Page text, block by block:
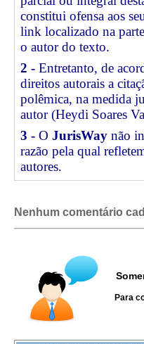
constitui ofensa aos
link localizado na
o autor do texto.
2 - Entretanto, de
direitos autorais a
polêmica, na medida
autor (Heydi Soares
3 - O JurisWay não
razão pela qual
autores.
Nenhum comentário
Para